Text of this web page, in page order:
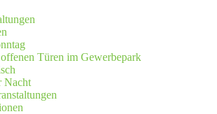
Türen im Gewerbepark
Nacht